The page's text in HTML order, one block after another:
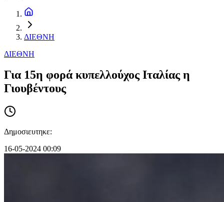
ΔΙΕΘΝΗ
ΔΙΕΘΝΗ
Για 15η φορά κυπελλούχος Ιταλίας η
Γιουβέντους
Δημοσιευτηκε:
16-05-2024 00:09